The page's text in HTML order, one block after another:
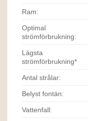
Ram:
Optimal
strömförbrukning:
Lägsta
strömförbrukning*
Antal strålar:
Belyst fontän:
Vattenfall: